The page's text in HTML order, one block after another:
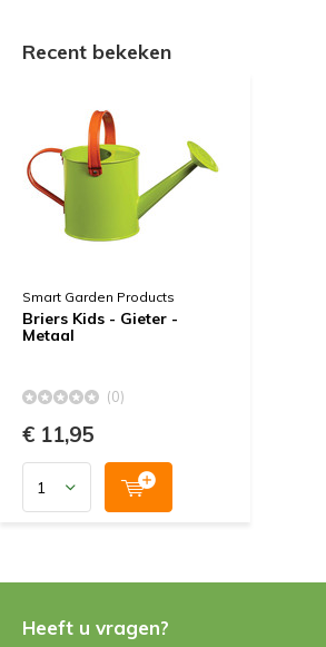
Recent bekeken
Smart Garden Products
Briers Kids - Gieter -
Metaal
(0)
€ 11,95
Heeft u vragen?